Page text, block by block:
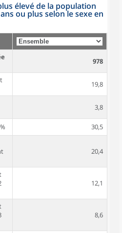
élevé de la population
ou plus selon le sexe en
978
19,8
3,8
30,5
20,4
12,1
8,6